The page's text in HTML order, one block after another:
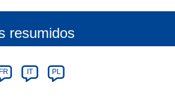
resumidos
FR IT PL